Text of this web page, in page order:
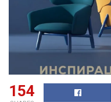
154